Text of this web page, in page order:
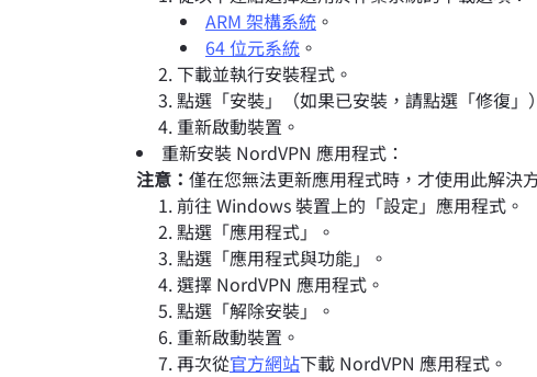
ARM 架構系統 。
64 位元系統 。
下載並執行安裝程式。
點選「安裝」（如果已安裝，請點選「修復」
重新啟動裝置。
重新安裝 NordVPN 應用程式：
注意： 僅在您無法更新應用程式時，才使用此解決
前往 Windows 裝置上的「設定」應用程式。
點選「應用程式」。
點選「應用程式與功能」。
選擇 NordVPN 應用程式。
點選「解除安裝」。
重新啟動裝置。
再次從官方網站下載 NordVPN 應用程式。